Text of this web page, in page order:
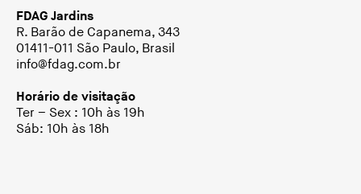
FDAG Jardins
R. Barão de Capanema, 343
01411-011 São Paulo, Brasil
info@fdag.com.br
Horário de visitação
Ter – Sex : 10h às 19h
Sáb: 10h às 18h